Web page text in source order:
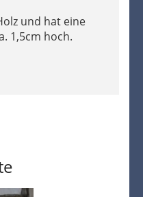
und hat eine
1,5cm hoch.